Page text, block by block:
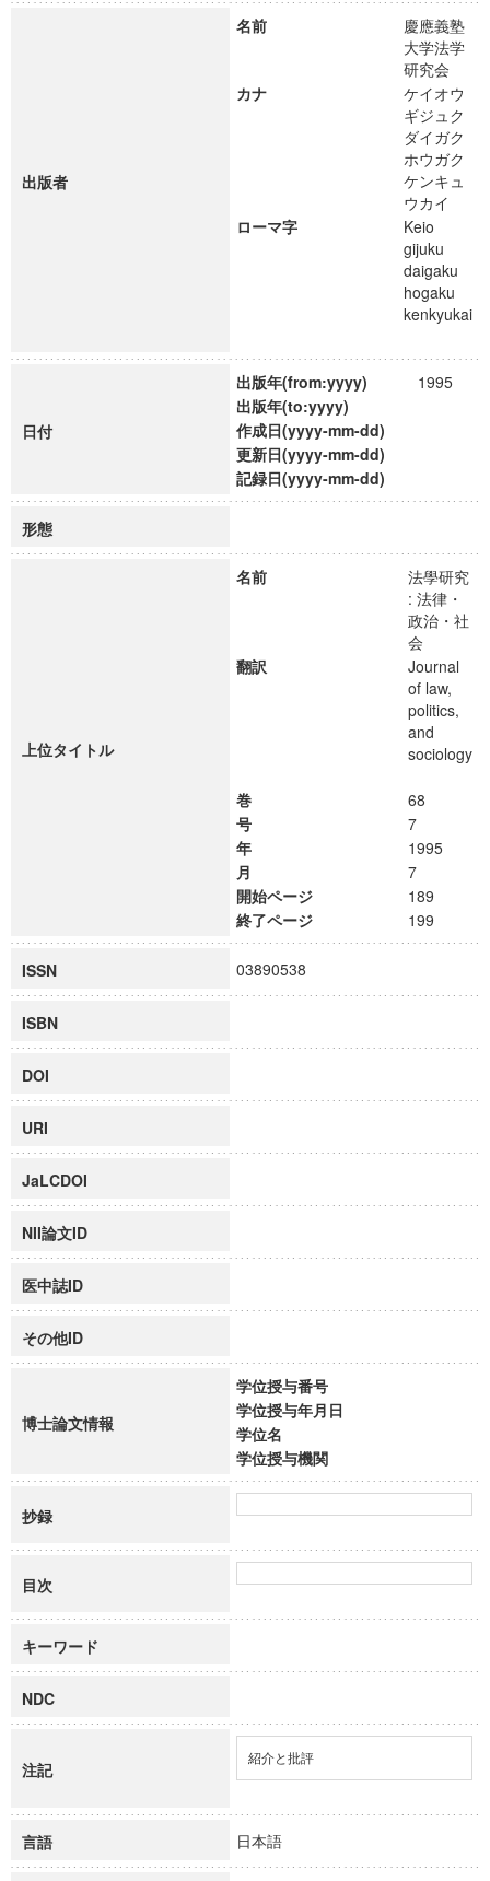
出版者
名前
慶應義塾
大学法学
研究会
カナ
ケイオウ
ギジュク
ダイガク
ホウガク
ケンキュ
ウカイ
ローマ字
Keio
gijuku
daigaku
hogaku
kenkyukai
日付
出版年(from:yyyy)
1995
出版年(to:yyyy)
作成日(yyyy-mm-dd)
更新日(yyyy-mm-dd)
記録日(yyyy-mm-dd)
形態
上位タイトル
名前
法學研究
: 法律・
政治・社
会
翻訳
Journal
of law,
politics,
and
sociology
巻
68
号
7
年
1995
月
7
開始ページ
189
終了ページ
199
ISSN 03890538
ISBN
DOI
URI
JaLCDOI
NII論文ID
医中誌ID
その他ID
博士論文情報
学位授与番号
学位授与年月日
学位名
学位授与機関
抄録
目次
キーワード
NDC
注記
紹介と批評
言語 日本語